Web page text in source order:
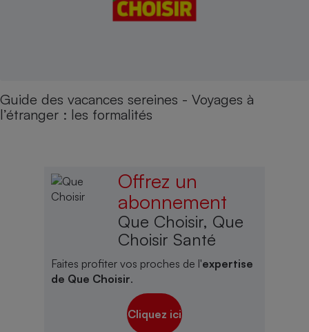
Guide des vacances sereines - Voyages à
l’étranger : les formalités
Offrez un
abonnement
Que Choisir, Que
Choisir Santé
Faites profiter vos proches de l'expertise
de Que Choisir.
Cliquez ici